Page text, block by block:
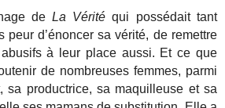
de La Véritéqui possédait tant
peur d’énoncer sa vérité, de remettre
à leur place aussi. Et ce que
de nombreuses femmes, parmi
sa productrice, sa maquilleuse et sa